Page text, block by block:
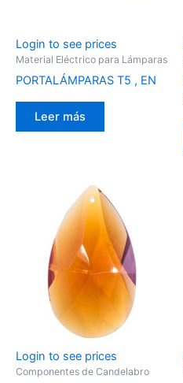
Login to see prices
Material Eléctrico para Lámparas
PORTALÁMPARAS T5 , EN
Leer más
Login to see prices
Componentes de Candelabro